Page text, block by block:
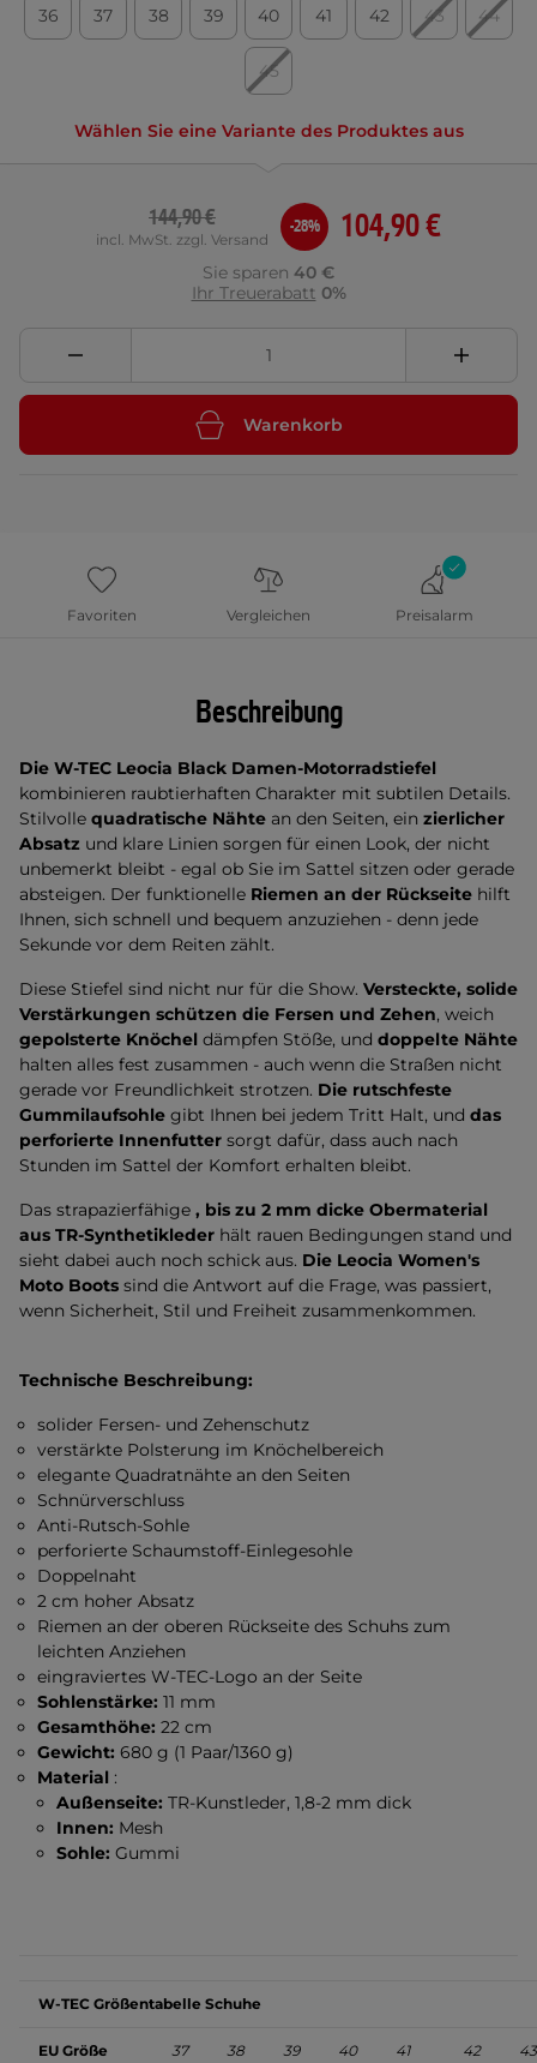
36 37 38 39 40 41 42 43 44
45
Wählen Sie eine Variante des Produktes aus
104,90 €
144,90 €
incl. MwSt. zzgl. Versand
-28%
Sie sparen 40 €
Ihr Treuerabatt 0%
Warenkorb
Favoriten Vergleichen Preisalarm
Beschreibung
Die W-TEC Leocia Black Damen-Motorradstiefel
kombinieren raubtierhaften Charakter mit subtilen Details.
Stilvolle quadratische Nähte an den Seiten, ein zierlicher
Absatz und klare Linien sorgen für einen Look, der nicht
unbemerkt bleibt - egal ob Sie im Sattel sitzen oder gerade
absteigen. Der funktionelle Riemen an der Rückseite hilft
Ihnen, sich schnell und bequem anzuziehen - denn jede
Sekunde vor dem Reiten zählt.
Diese Stiefel sind nicht nur für die Show. Versteckte, solide
Verstärkungen schützen die Fersen und Zehen, weich
gepolsterte Knöchel dämpfen Stöße, und doppelte Nähte
halten alles fest zusammen - auch wenn die Straßen nicht
gerade vor Freundlichkeit strotzen. Die rutschfeste
Gummilaufsohle gibt Ihnen bei jedem Tritt Halt, und das
perforierte Innenfutter sorgt dafür, dass auch nach
Stunden im Sattel der Komfort erhalten bleibt.
Das strapazierfähige , bis zu 2 mm dicke Obermaterial
aus TR-Synthetikleder hält rauen Bedingungen stand und
sieht dabei auch noch schick aus. Die Leocia Women's
Moto Boots sind die Antwort auf die Frage, was passiert,
wenn Sicherheit, Stil und Freiheit zusammenkommen.
Technische Beschreibung:
solider Fersen- und Zehenschutz
verstärkte Polsterung im Knöchelbereich
elegante Quadratnähte an den Seiten
Schnürverschluss
Anti-Rutsch-Sohle
perforierte Schaumstoff-Einlegesohle
Doppelnaht
2 cm hoher Absatz
Riemen an der oberen Rückseite des Schuhs zum
leichten Anziehen
eingraviertes W-TEC-Logo an der Seite
Sohlenstärke: 11 mm
Gesamthöhe:22 cm
Gewicht:680 g (1 Paar/1360 g)
Material :
Außenseite: TR-Kunstleder, 1,8-2 mm dick
Innen: Mesh
Sohle: Gummi
W-TEC Größentabelle Schuhe
EU Größe 37 38 39 40 41 42 43